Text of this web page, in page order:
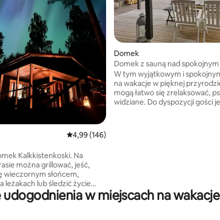
liczba recenzji: 47
Średnia ocena: 4,99 na 5, liczba recenzji: 146
4,99 (146)
Kalkkistenkoski. Na
można grillować, jeść,
wieczornym słońcem,
leżakach lub śledzić życie
bystrzach. Wanna
i sauna są ogrzewane,
Domek
Domek z sauną nad
W tym wyjątkowym i
na wakacje w pięknej
mogą łatwo się zrelaksować,
widziane. Do dyspozycji gości
Wspaniała lokalizacja, spokój,
usług w Lahti, Vääksy i
udogodnienia w miejscach na